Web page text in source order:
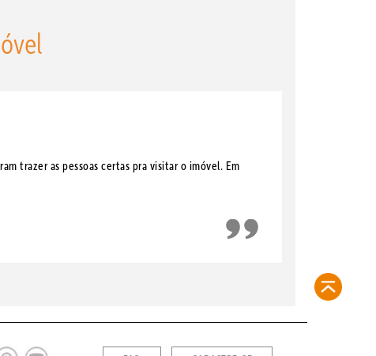
trazer as pessoas certas pra visitar o imóvel. Em